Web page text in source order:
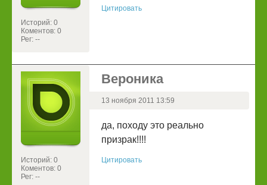
Историй: 0
Коментов: 0
Рег: --
Цитировать
Историй: 0
Коментов: 0
Рег: --
Вероника
13 ноября 2011 13:59
да, походу это реально
призрак!!!!
Цитировать